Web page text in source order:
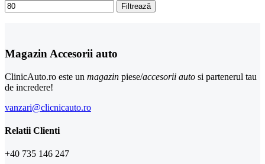
Filtrează
Magazin Accesorii auto
ClinicAuto.ro este un magazin piese/accesorii auto si partenerul tau
de incredere!
vanzari@clicnicauto.ro
Relatii Clienti
+40 735 146 247